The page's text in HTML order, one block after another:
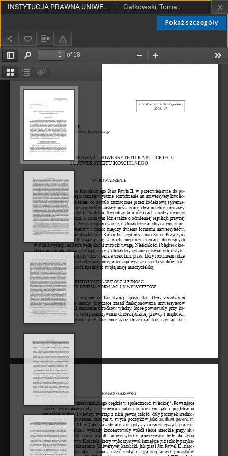
Pokaż szczegóły
INSTYTUCJA PRAWNA UNIWERSYTETU KATOLICKIEGO I UNIWERSYTETU KOŚCIELNEGO Gałkowski, Tomasz CP